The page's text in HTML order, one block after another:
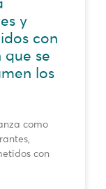
y
con
se
los
como
con